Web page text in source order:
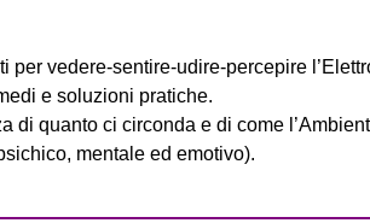
per vedere-sentire-udire-percepire
e soluzioni pratiche.
di quanto ci circonda e di come
mentale ed emotivo).